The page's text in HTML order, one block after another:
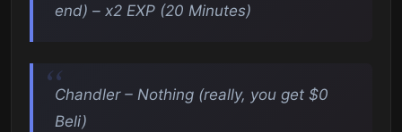
end) – x2 EXP (20 Minutes)
Chandler – Nothing (really, you get $0
Beli)